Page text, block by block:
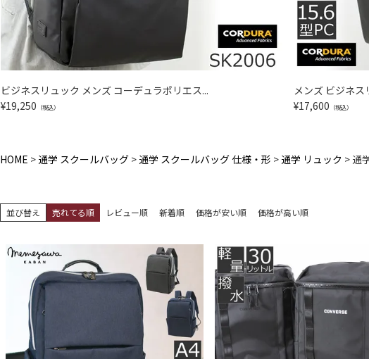
ビジネスリュック メンズ コーデュラポリエス...
¥19,250 （税込）
メンズ ビジネ
¥17,600 （税込）
HOME 通学 スクールバッグ 通学 スクールバッグ 仕様・形 通学 リュック 通
並び替え 売れてる順 レビュー順 新着順 価格が安い順 価格が高い順